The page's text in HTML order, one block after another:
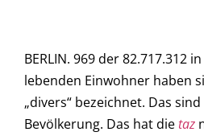
BERLIN. 969 der 82.717.312
lebenden Einwohner haben
„divers“ bezeichnet. Das
Bevölkerung. Das hat dietaz